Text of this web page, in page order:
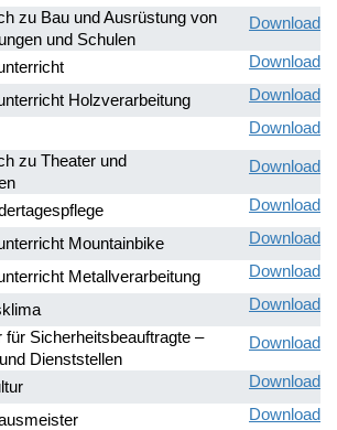
zu Bau und Ausrüstung von
und Schulen
Download
Download
Holzverarbeitung Download
Download
zu Theater und
Download
Download
Mountainbike Download
Metallverarbeitung Download
Download
Sicherheitsbeauftragte –
Dienststellen
Download
Download
Download